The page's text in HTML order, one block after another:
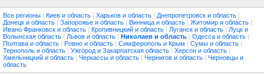
Все регионы | Киев и область | Харьков и область | Днепропетровск и область |
Донецк и область | Запорожье и область | Винница и область | Житомир и область |
Ивано Франковск и область | Кропивницкий и область | Луганск и область | Луцк и
Волынская область | Львов и область | Николаев и область | Одесса и область |
Полтава и область | Ровно и область | Симферополь и Крым | Сумы и область |
Тернополь и область | Ужгород и Закарпатская область | Херсон и область |
Хмельницкий и область | Черкассы и область | Чернигов и область | Черновцы и
область